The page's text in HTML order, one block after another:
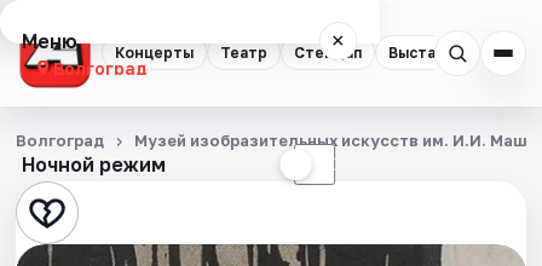
Концерты Театр Стендап Выставки
Меню ×
Волгоград
Концерты
Театр
Стендап
Ночной режим ☾
Волгоград Музей изобразительных искусств им. И.И.